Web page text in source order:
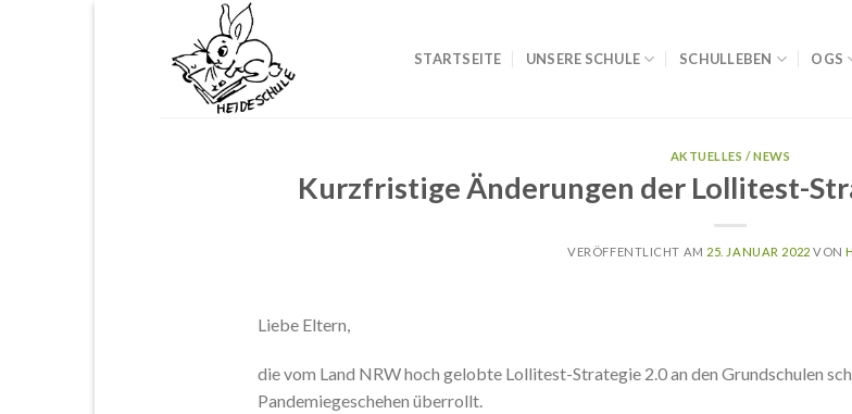
STARTSEITE UNSERE SCHULE SCHULLEBEN OGS
AKTUELLES / NEWS
Kurzfristige Änderungen der Lollitest-
VERÖFFENTLICHT AM 25. JANUAR 2022 VON
Liebe Eltern,
die vom Land NRW hoch gelobte Lollitest-Strategie 2.0 an den Grundschulen
Pandemiegeschehen überrollt.